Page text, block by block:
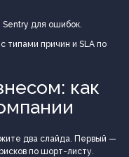
для ошибок.
типами причин и SLA по
как
два слайда. Первый —
по шорт-листу.